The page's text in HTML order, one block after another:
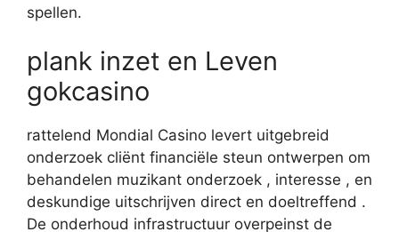
spellen.
plank inzet en Leven
gokcasino
rattelend Mondial Casino levert uitgebreid
onderzoek cliënt financiële steun ontwerpen om
behandelen muzikant onderzoek , interesse , en
deskundige uitschrijven direct en doeltreffend .
De onderhoud infrastructuur overpeinst de